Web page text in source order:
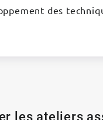
des
les ateliers